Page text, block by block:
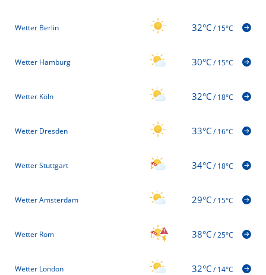
Wetter Berlin 32°C/15°C
Wetter Hamburg 30°C/15°C
Wetter Köln 32°C/18°C
Wetter Dresden 33°C/16°C
Wetter Stuttgart 34°C/18°C
Wetter Amsterdam 29°C/15°C
Wetter Rom 38°C/25°C
Wetter London 32°C/14°C